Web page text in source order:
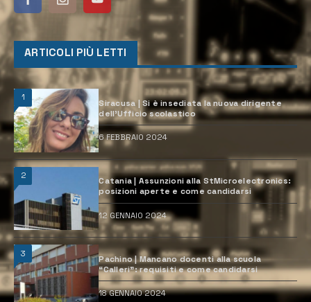
ARTICOLI PIÙ LETTI
1
Siracusa | Si è insediata la nuova dirigente
dell’Ufficio scolastico
6 FEBBRAIO 2024
2
Catania | Assunzioni alla StMicroelectronics:
posizioni aperte e come candidarsi
12 GENNAIO 2024
3
Pachino | Mancano docenti alla scuola
“Calleri”: requisiti e come candidarsi
18 GENNAIO 2024